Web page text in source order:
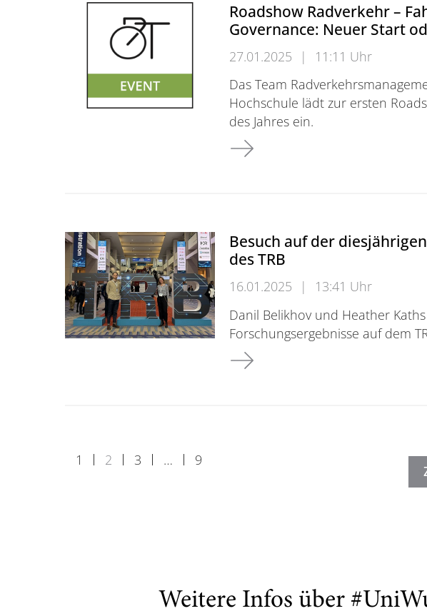
Roadshow Radverkehr –
Governance: Neuer Start
27.01.2025 |
11:11 Uhr
Das Team
Hochschule lädt zur ersten
des Jahres ein.
Roadshow Radverkehr –
Besuch auf der
des TRB
16.01.2025 |
13:41 Uhr
Danil Belikhov und Heather
Forschungsergebnisse auf dem
Besuch auf der diesjährigen
1 2 3 … 9
Weitere Infos über